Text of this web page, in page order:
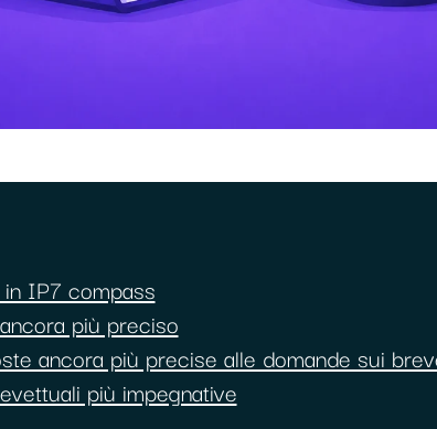
IP7 compass
più preciso
ancora più precise alle domande sui
più impegnative